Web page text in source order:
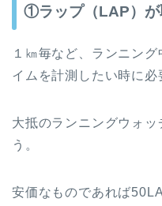
①ラップ（LAP）が
１㎞毎など、ランニン
イムを計測したい時に必
大抵のランニングウォ
う。
安価なものであれば